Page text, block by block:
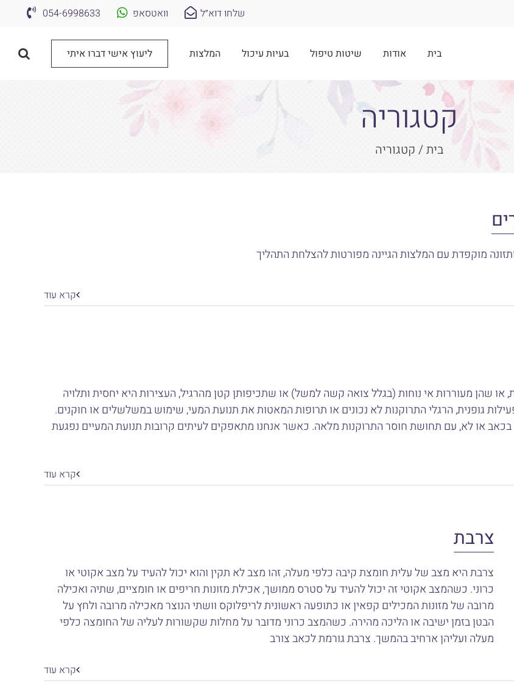
שלחו דוא״ל וואטסאפ 054-6998633
בית אודות שיטות טיפול בעיות עיכול המלצות ליעוץ אישי דברו איתי
קטגוריה
בית קטגוריה
מוקפדת עם המלצות הגיינה מפורטות להצלחת התהליך
קרא עוד
או שהן מעוררות אי נוחות (בגלל צואה קשה למשל) או שתכיפותן קטן מהרגיל, העצירות היא יחסית ותלויה
גופנית, הרגלי התרוקנות לא נכונים או תרופות המאטות את תנועת המעי, שימוש במשלשלים או חוקנים.
בכאב או לא, עם תחושת חוסר התרוקנות מלאה. כאשר אנחנו מתאפקים לעיתים קרובות תנועת המעיים נפגעת
קרא עוד
צרבת
צרבת היא מצב של עלית חומצת קיבה כלפי מעלה, זהו מצב לא תקין והוא יכול להעיד על מצב אקוטי או
כרוני. כשהמצב אקוטי זה יכול להעיד על סטרס ממושך, אכילת מזונות חריפים או חומציים, שתיה ואכילה
מרובה של מזונות המכילים קפאין או כתופעה ראשונית לריפלוקס וושתי הנוצר מאכילה מרובה ולחץ על
הבטן בזמן ישיבה או הליכה מהירה. כשהמצב כרוני מדובר על מחלות שקשורות לעליה של החומצה כלפי
מעלה ועליהן ארחיב בהמשך. צרבת גורמת לכאב צורב
קרא עוד